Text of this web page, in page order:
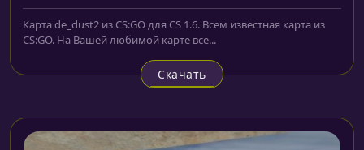
Карта de_dust2 из CS:GO для CS 1.6. Всем известная карта из
CS:GO. На Вашей любимой карте все...
Скачать